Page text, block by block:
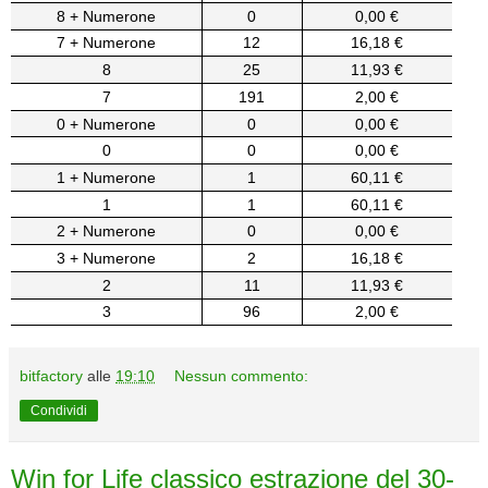
8 + Numerone 0
0,00 €
7 + Numerone
12
16,18 €
8
25
11,93 €
7
191
2,00 €
0 + Numerone
0
0,00 €
0
0
0,00 €
1 + Numerone
1
60,11 €
1
1
60,11 €
2 + Numerone
0
0,00 €
3 + Numerone
2
16,18 €
2
11
11,93 €
3
96 2,00 €
bitfactory alle 19:10 Nessun commento:
Condividi
Win for Life classico estrazione del 30-